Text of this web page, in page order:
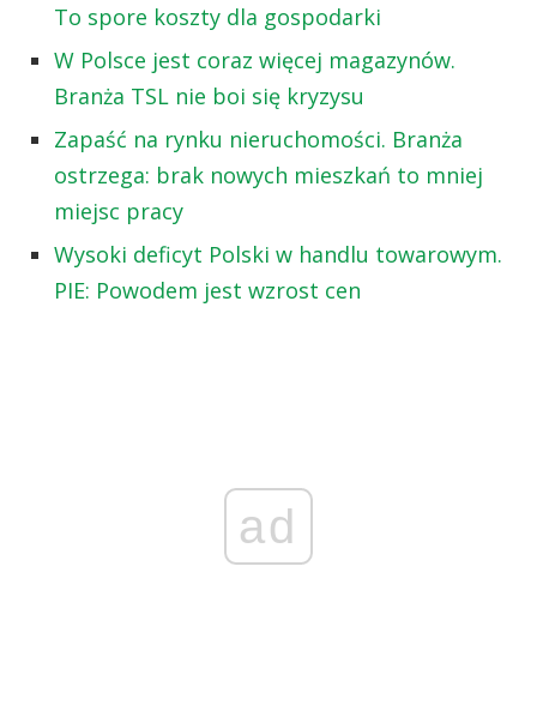
To spore koszty dla gospodarki
W Polsce jest coraz więcej magazynów.
Branża TSL nie boi się kryzysu
Zapaść na rynku nieruchomości. Branża
ostrzega: brak nowych mieszkań to mniej
miejsc pracy
Wysoki deficyt Polski w handlu towarowym.
PIE: Powodem jest wzrost cen
ad